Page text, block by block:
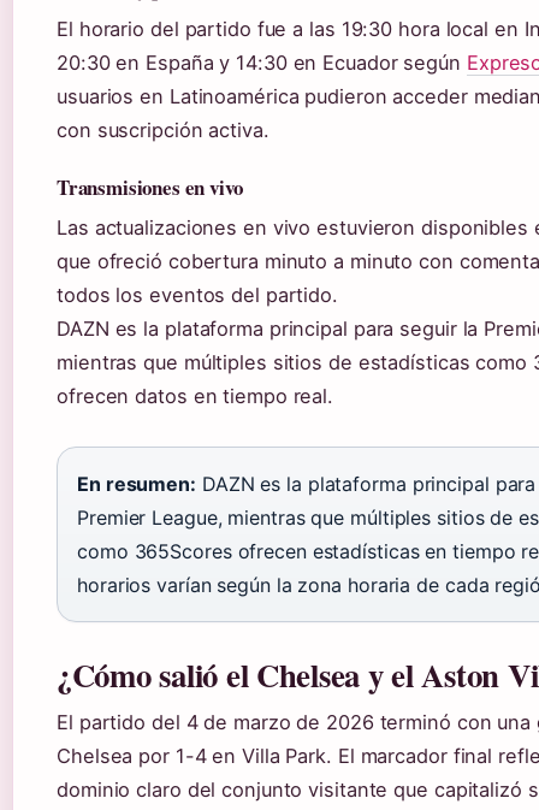
El horario del partido fue a las 19:30 hora local en
20:30 en España y 14:30 en Ecuador según
usuarios en Latinoamérica pudieron acceder
con suscripción activa.
Transmisiones en vivo
Las actualizaciones en vivo estuvieron disponibles
que ofreció cobertura minuto a minuto con
todos los eventos del partido.
DAZN es la plataforma principal para seguir la
mientras que múltiples sitios de estadísticas como
ofrecen datos en tiempo real.
En resumen: DAZN es la plataforma principal
Premier League, mientras que múltiples sitios de
como 365Scores ofrecen estadísticas en tiempo
horarios varían según la zona horaria de cada
¿Cómo salió el Chelsea y el Aston
El partido del 4 de marzo de 2026 terminó con una
Chelsea por 1-4 en Villa Park. El marcador final
dominio claro del conjunto visitante que capitalizó